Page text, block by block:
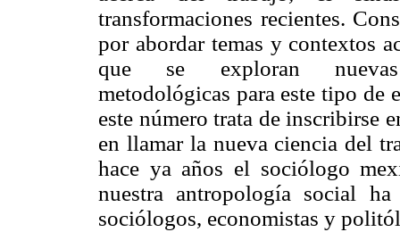
transformaciones recientes.
por abordar temas y contextos
que se exploran nuevas
metodológicas para este tipo de
este número trata de inscribirse
en llamar la nueva ciencia del
hace ya años el sociólogo
nuestra antropología social
sociólogos, economistas y